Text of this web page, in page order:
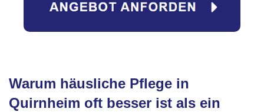
Warum häusliche Pflege in
Quirnheim oft besser ist als ein